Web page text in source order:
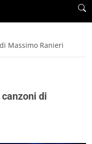
Massimo Ranieri
di